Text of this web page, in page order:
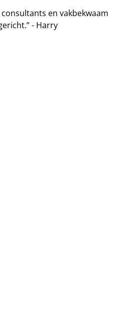
consultants en vakbekwaam
- Harry